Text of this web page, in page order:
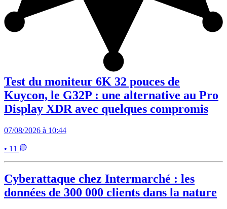
Test du moniteur 6K 32 pouces de
Kuycon, le G32P : une alternative au Pro
Display XDR avec quelques compromis
07/08/2026 à 10:44
• 11
Cyberattaque chez Intermarché : les
données de 300 000 clients dans la nature